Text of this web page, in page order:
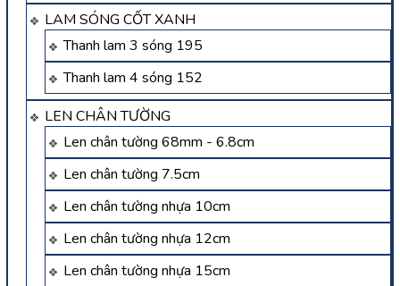
LAM SÓNG CỐT XANH
Thanh lam 3 sóng 195
Thanh lam 4 sóng 152
LEN CHÂN TƯỜNG
Len chân tường 68mm - 6.8cm
Len chân tường 7.5cm
Len chân tường nhựa 10cm
Len chân tường nhựa 12cm
Len chân tường nhựa 15cm